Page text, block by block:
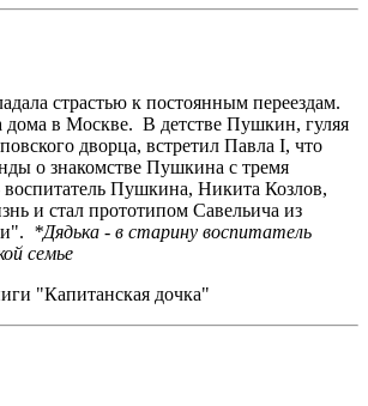
страстью к постоянным переездам.
дома в Москве. В детстве Пушкин, гуляя
дворца, встретил Павла I, что
о знакомстве Пушкина с тремя
Пушкина, Никита Козлов,
и стал прототипом Савельича из
*Дядька - в старину воспитатель
семье
"Капитанская дочка"